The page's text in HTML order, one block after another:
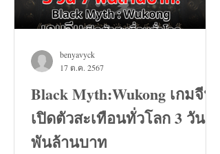
Black Myth:Wukong เกมจีน
เปิดตัวสะเทือนทั่วโลก 3 วัน 7
พันล้านบาท
benyavyck
17 ต.ค. 2567